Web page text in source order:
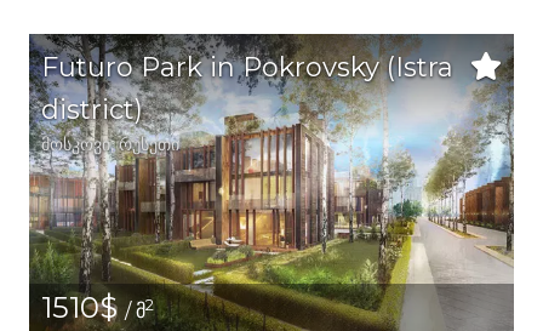
Futuro Park in Pokrovsky (Istra
district)
მოსკოვი,რუსეთი
1510$ / მ2